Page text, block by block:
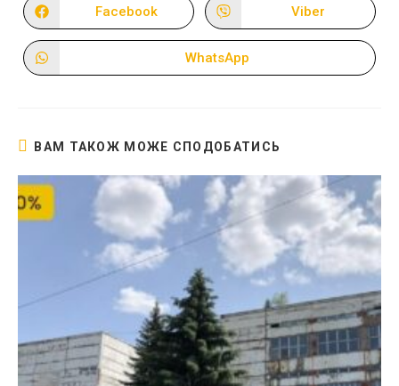
ВМІСТОМ
Відкрити
в
новому
Facebook
Відкрити
в
новому
Viber
Відкрити
в
WhatsApp
ВАМ ТАКОЖ МОЖЕ СПОДОБАТИСЬ